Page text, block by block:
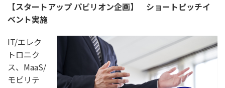
【スタートアップ パビリオン企画】 ショートピッチイ
ベント実施
IT/エレク
トロニク
ス、MaaS/
モビリテ